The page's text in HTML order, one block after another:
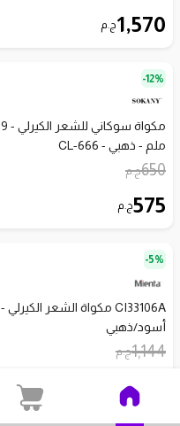
1,570ج.م
12%-
مكواة سوكاني للشعر الكيرلي - 9
ملم - ذهبي - CL-666
650ج.م
575ج.م
5%-
CI33106A مكواة الشعر الكيرلي -
أسود/ذهبي
1,144ج.م
1,086